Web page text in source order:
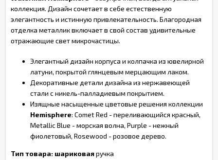
коллекция. Дизайн сочетает в себе естественную
элегантность и истинную привлекательность. Благородная
отделка металлик включает в свой состав удивительные
отражающие свет микрочастицы.
Элегантный дизайн корпуса и колпачка из ювелирной
латуни, покрытой глянцевым мерцающим лаком.
Декоративные детали дизайна из нержавеющей
стали с никель-палладиевым покрытием.
Изящные насыщенные цветовые решения коллекции
Hemisphere: Comet Red - переливающийся красный,
Metallic Blue - морская волна, Purple - нежный
фиолетовый, Rosewood - розовое дерево.
Тип товара: шариковаяручка